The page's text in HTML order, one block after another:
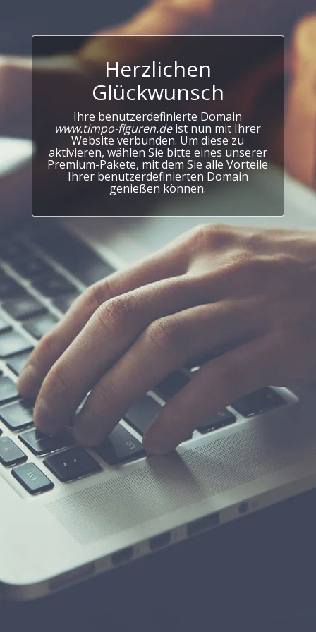
Herzlichen
Glückwunsch
Ihre benutzerdefinierte Domain
www.timpo-figuren.deist nun mit Ihrer
Website verbunden. Um diese zu
aktivieren, wählen Sie bitte eines unserer
Premium-Pakete, mit dem Sie alle Vorteile
Ihrer benutzerdefinierten Domain
genießen können.